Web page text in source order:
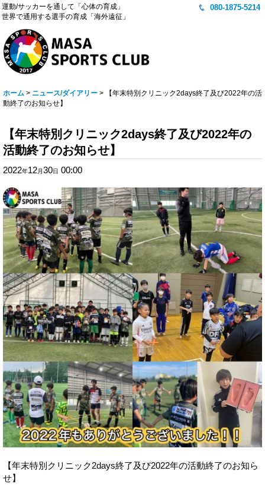
運動/サッカーを通して「心体の育成」
世界で通用する選手の育成「海外遠征」
080-1875-5214
ホーム > ニュース/ダイアリー >
【年末特別クリニック2days終了及び2022年の活
動終了のお知らせ】
【年末特別クリニック2days終了及び2022年の
活動終了のお知らせ】
2022年12月 30日 00:00
【年末特別クリニック2days終了及び2022年の活動終了のお知ら
せ】